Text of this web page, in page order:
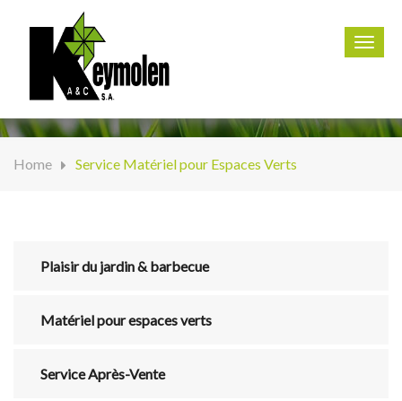
067 67 00 09
Home Service Matériel pour Espaces Verts
Plaisir du jardin & barbecue
Matériel pour espaces verts
Service Après-Vente